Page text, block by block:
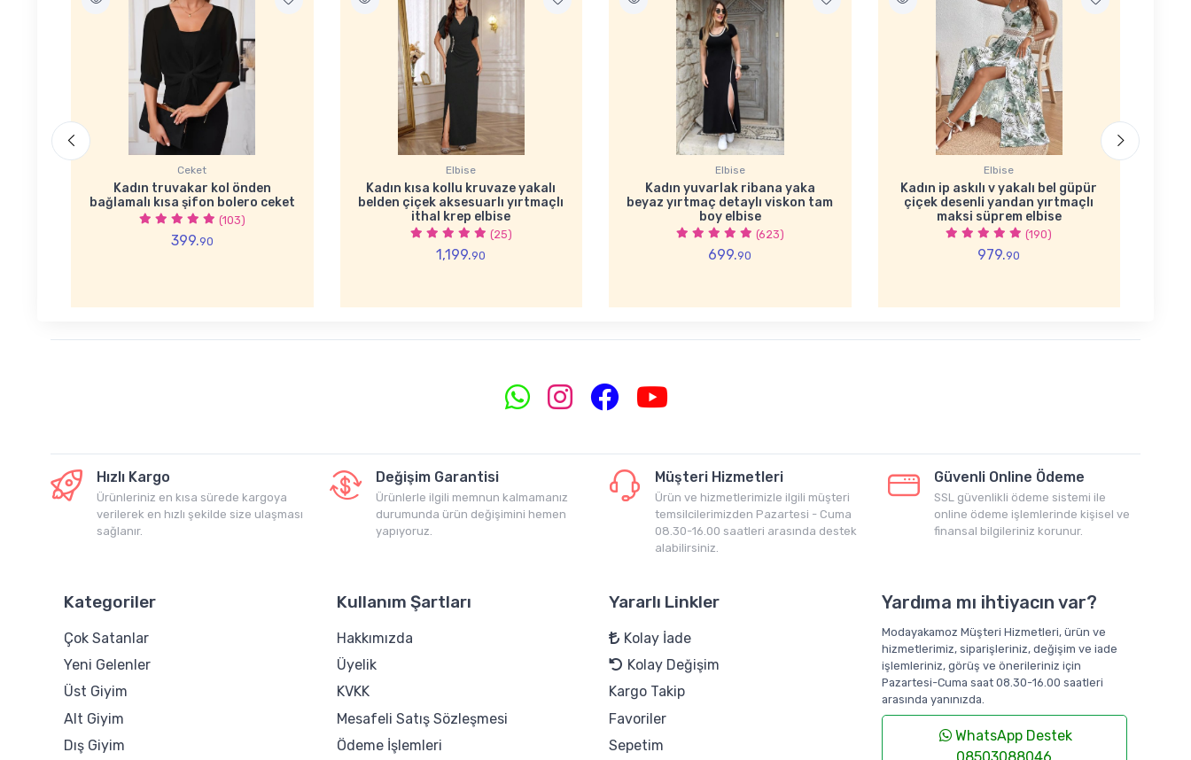
Ceket
Kadın truvakar kol önden
bağlamalı kısa şifon bolero ceket
(103)
399.90
Elbise
Kadın kısa kollu kruvaze yakalı
belden çiçek aksesuarlı yırtmaçlı
ithal krep elbise
(25)
1,199.90
Elbise
Kadın yuvarlak ribana yaka
beyaz yırtmaç detaylı viskon tam
boy elbise
(623)
699.90
Elbise
Kadın ip askılı v yakalı bel güpür
çiçek desenli yandan yırtmaçlı
maksi süprem elbise
(190)
979.90
Hızlı Kargo
Ürünleriniz en kısa sürede kargoya
verilerek en hızlı şekilde size ulaşması
sağlanır.
Değişim Garantisi
Ürünlerle ilgili memnun kalmamanız
durumunda ürün değişimini hemen
yapıyoruz.
Müşteri Hizmetleri
Ürün ve hizmetlerimizle ilgili müşteri
temsilcilerimizden Pazartesi - Cuma
08.30-16.00 saatleri arasında destek
alabilirsiniz.
Güvenli Online Ödeme
SSL güvenlikli ödeme sistemi ile
online ödeme işlemlerinde kişisel ve
finansal bilgileriniz korunur.
Kategoriler
Çok Satanlar
Yeni Gelenler
Üst Giyim
Alt Giyim
Dış Giyim
Kullanım Şartları
Hakkımızda
Üyelik
KVKK
Mesafeli Satış Sözleşmesi
Ödeme İşlemleri
Yararlı Linkler
Kolay İade
Kolay Değişim
Kargo Takip
Favoriler
Sepetim
Yardıma mı ihtiyacın var?
Modayakamoz Müşteri Hizmetleri, ürün ve
hizmetlerimiz, siparişleriniz, değişim ve iade
işlemleriniz, görüş ve önerileriniz için
Pazartesi-Cuma saat 08.30-16.00 saatleri
arasında yanınızda.
WhatsApp Destek
08503088046